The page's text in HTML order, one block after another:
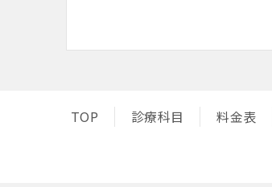
TOP 診療科目 料金表